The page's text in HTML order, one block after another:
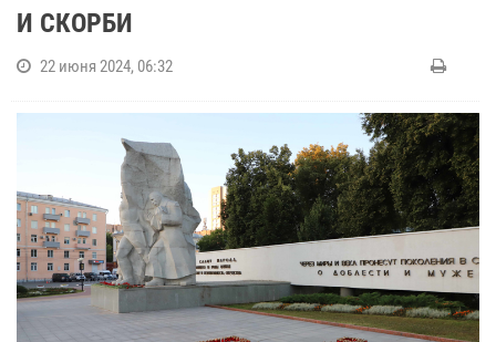
И СКОРБИ
22 июня 2024, 06:32